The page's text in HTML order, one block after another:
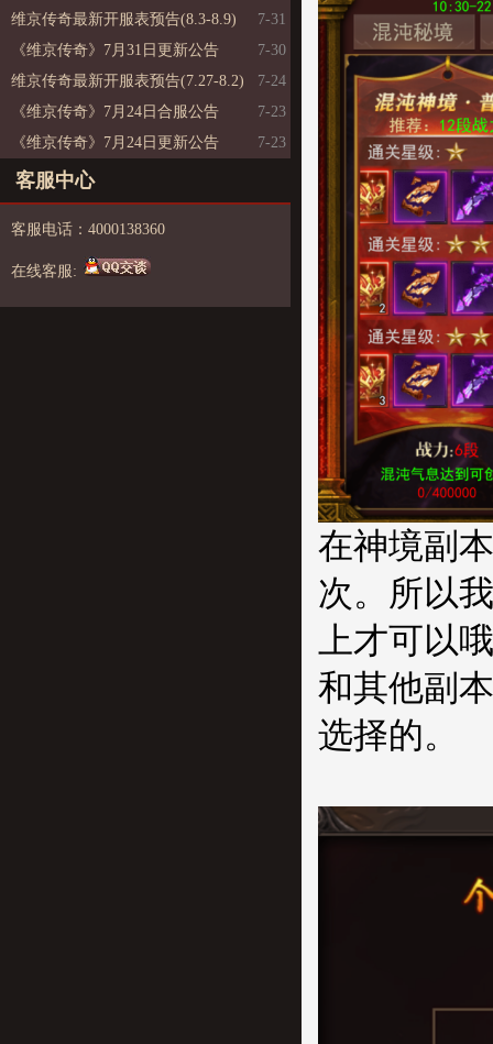
维京传奇最新开服表预告(8.3-8.9)
7-31
《维京传奇》7月31日更新公告
7-30
维京传奇最新开服表预告(7.27-8.2)
7-24
《维京传奇》7月24日合服公告
7-23
《维京传奇》7月24日更新公告
7-23
客服中心
客服电话：4000138360
在线客服:
在神境副
次。所以
上才可以
和其他副
选择的。